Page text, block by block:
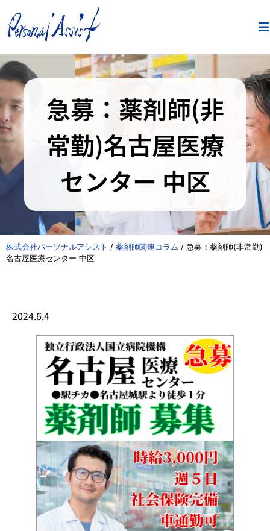
急募：薬剤師(非
常勤)名古屋医療
センター 中区
株式会社パーソナルアシスト / 薬剤師関連コラム / 急募：薬剤師(非常勤)
名古屋医療センター 中区
2024.6.4